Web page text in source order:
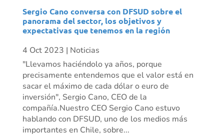
Sergio Cano conversa con DFSUD sobre el
panorama del sector, los objetivos y
expectativas que tenemos en la región
4 Oct 2023 | Noticias
"Llevamos haciéndolo ya años, porque
precisamente entendemos que el valor está en
sacar el máximo de cada dólar o euro de
inversión", Sergio Cano, CEO de la
compañía.Nuestro CEO Sergio Cano estuvo
hablando con DFSUD, uno de los medios más
importantes en Chile, sobre...